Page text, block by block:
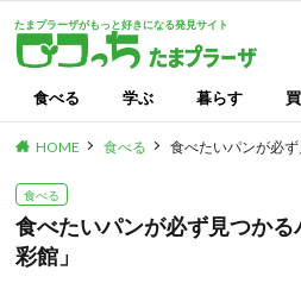
たまプラーザがもっと好きになる発見サイト
食べる 学ぶ 暮らす
HOME 食べる 食べたいパンが必
食べる
食べたいパンが必ず見つか
彩館」